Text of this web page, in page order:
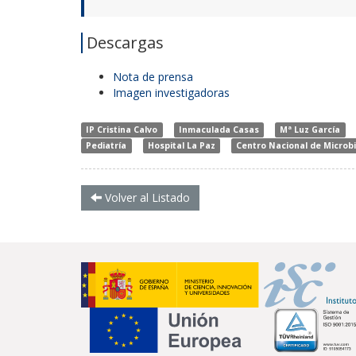
Descargas
Nota de prensa
Imagen investigadoras
IP Cristina Calvo Inmaculada Casas Mª Luz García
Pediatría
Hospital La Paz Centro Nacional de
Volver al Listado